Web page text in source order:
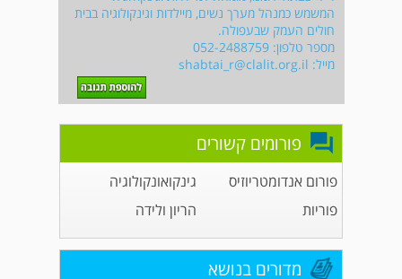
המשמש כמנהל מערך נשים, מיילדות וגינקולוגיה בבית
חולים העמק שבעפולה.
מספר טלפון: 052-2488759
מייל: shabtai_r@clalit.org.il
פורומים קשורים
פורום אנדומטריוזיס
גינקואונקולוגיה
פוריות
הריון ולידה
מדורים בנושא